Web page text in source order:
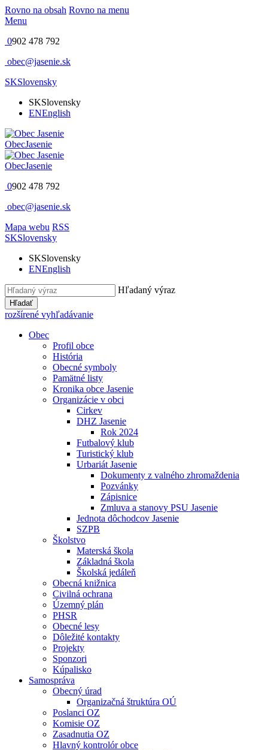
Rovno na obsah Rovno na menu
Menu
0902 478 792
obec@jasenie.sk
SKSlovensky
SKSlovensky
ENEnglish
ObecJasenie
ObecJasenie
0902 478 792
obec@jasenie.sk
Mapa webu RSS
SKSlovensky
SKSlovensky
ENEnglish
Hľadaný výraz
Hľadať
rozšírené vyhľadávanie
Obec
Profil obce
História
Obecné symboly
Pamätné listy
Kronika obce Jasenie
Organizácie v obci
Cirkev
DHZ Jasenie
Rok 2024
Futbalový klub
Turistický klub
Urbariát Jasenie
Dokumenty z valného zhromaždenia
Pozvánky
Zápisnice
Zmluva a stanovy PSU Jasenie
Jednota dôchodcov Jasenie
SZPB
Školstvo
Materská škola
Základná škola
Školská jedáleň
Obecná knižnica
Civilná ochrana
Územný plán
PHSR
Obecné lesy
Dôležité kontakty
Projekty
Sponzori
Kúpalisko
Samospráva
Obecný úrad
Organizačná štruktúra OÚ
Poslanci OZ
Komisie OZ
Zasadnutia OZ
Hlavný kontrolór obce